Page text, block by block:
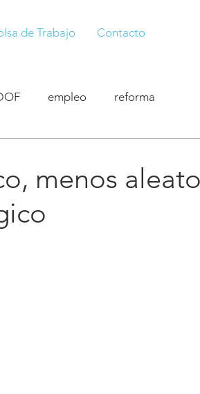
de Trabajo Contacto
empleo reforma
menos